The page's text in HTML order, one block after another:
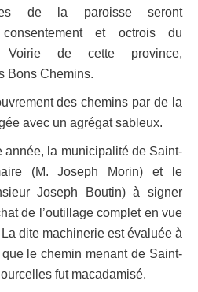
de la paroisse seront
consentement et octrois du
de cette province,
Bons Chemins.
des chemins par de la
avec un agrégat sableux.
année, la municipalité de Saint-
(M. Joseph Morin) et le
Joseph Boutin) à signer
de l’outillage complet en vue
La dite machinerie est évaluée à
le chemin menant de Saint-
fut macadamisé.